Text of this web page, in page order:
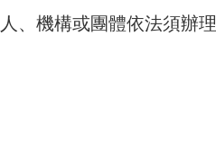
、機構或團體依法須辦理